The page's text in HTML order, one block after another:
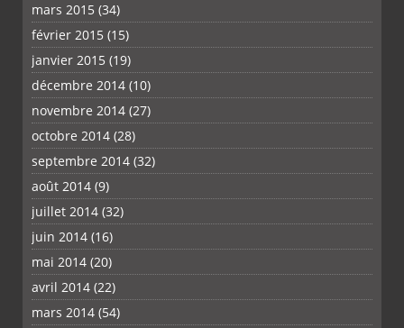
mars 2015 (34)
février 2015 (15)
janvier 2015 (19)
décembre 2014 (10)
novembre 2014 (27)
octobre 2014 (28)
septembre 2014 (32)
août 2014 (9)
juillet 2014 (32)
juin 2014 (16)
mai 2014 (20)
avril 2014 (22)
mars 2014 (54)